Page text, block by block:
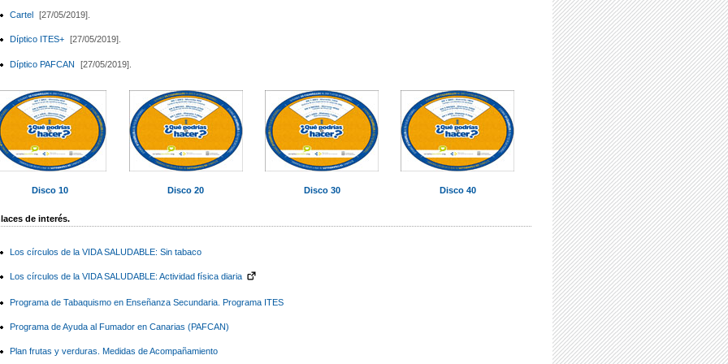
Cartel [27/05/2019].
Díptico ITES+ [27/05/2019].
Díptico PAFCAN [27/05/2019].
Disco 10 Disco 20 Disco 30 Disco 40
de interés.
Los círculos de la VIDA SALUDABLE: Sin tabaco
Los círculos de la VIDA SALUDABLE: Actividad física diaria
Programa de Tabaquismo en Enseñanza Secundaria. Programa ITES
Programa de Ayuda al Fumador en Canarias (PAFCAN)
Plan frutas y verduras. Medidas de Acompañamiento